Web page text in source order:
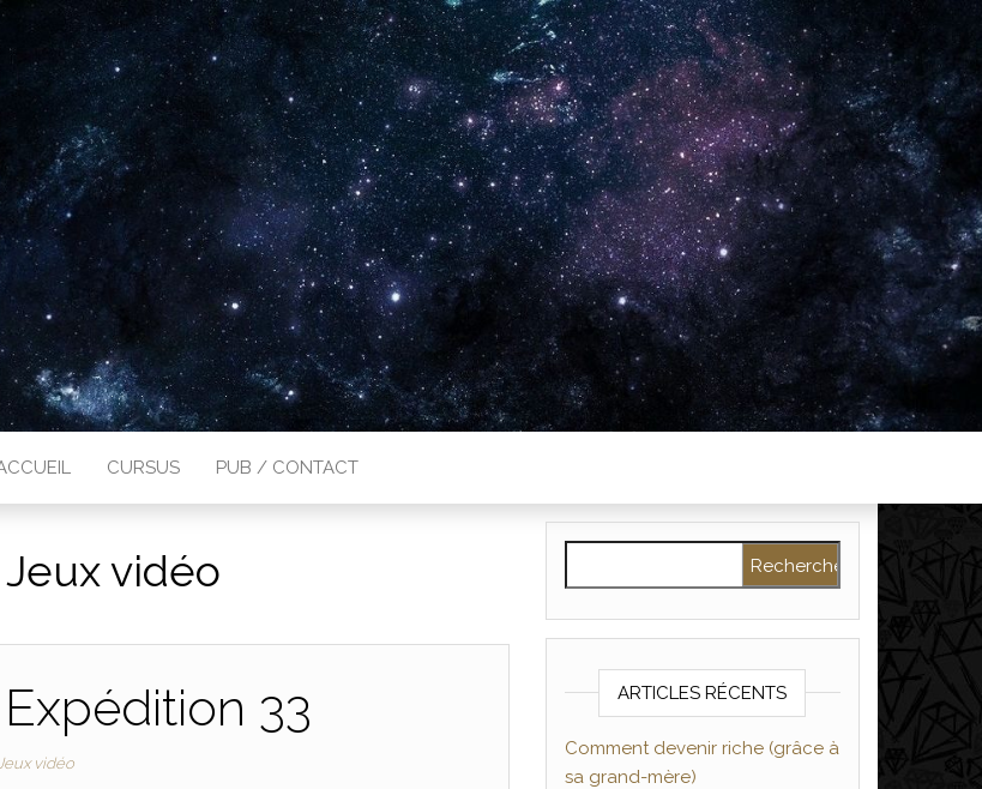
CURSUS PUB / CONTACT
Jeux vidéo
33
vidéo
ARTICLES RÉCENTS
Comment devenir riche (grâce à
sa grand-mère)